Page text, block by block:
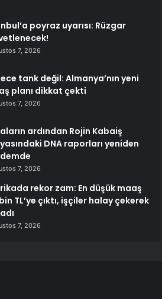
poyraz uyarısı: Rüzgar
7, 2026
tank değil: Almanya’nın yeni
planı dikkat çekti
7, 2026
ardından Rojin Kabaiş
DNA raporları yeniden
7, 2026
rekor zam: En düşük maaş
TL’ye çıktı, işçiler halay çekerek
7, 2026